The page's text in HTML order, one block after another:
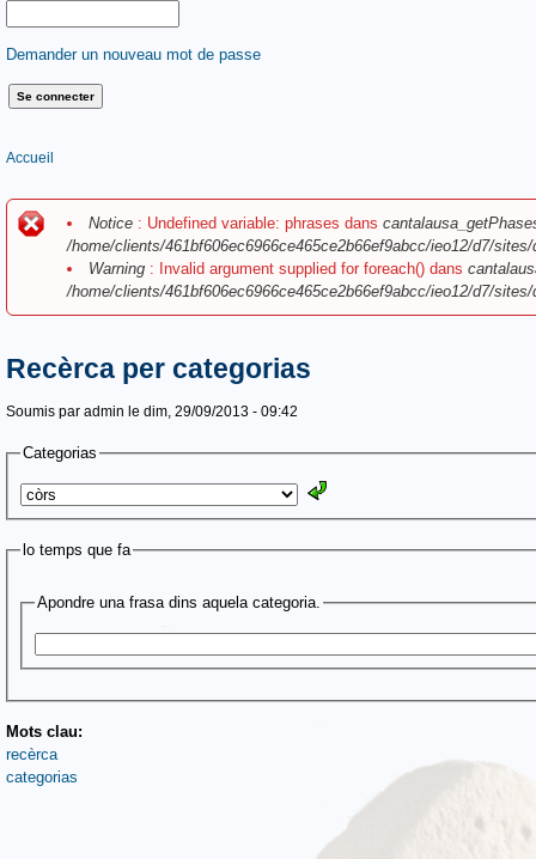
Demander un nouveau mot de passe
Vous êtes ici
Accueil
Message d'erreur
Notice : Undefined variable: phrases dans
/home/clients/461bf606ec6966ce465ce2b66ef9abcc/ieo12/d7/
Warning : Invalid argument supplied for foreach() dans
/home/clients/461bf606ec6966ce465ce2b66ef9abcc/ieo12/d7/
Recèrca per categorias
Soumis par admin le dim, 29/09/2013 - 09:42
Categorias
lo temps que fa
Apondre una frasa dins aquela categoria.
Mots clau:
recèrca
categorias